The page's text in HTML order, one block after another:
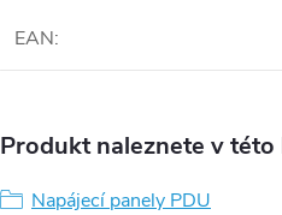
EAN:
Produkt naleznete v
Napájecí panely PDU